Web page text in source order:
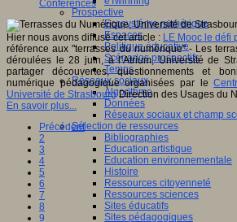
Prospective
Ecosystème numérique
Espaces
Politique éducative
Scénarios prospectifs
Temps
Réseaux sociaux
Algorithme
Données
Réseaux sociaux et champ
Sélection de ressources
Bibliographies
Education artistique
Education environnementale
Histoire
Ressources citoyenneté
Ressources sciences
Sites éducatifs
Sites pédagogiques
Conférences
Hier nous avons diffusé cet article : LE Mooc le défi
référence aux "terrasses du numérique" - Les
déroulées le 28 juin, à l’Atrium, Université de
partager découvertes, questionnements et
numérique pédagogique organisées par le
Université de StrasbourgDirection des Usages du
En savoir plus...
Précédent
2
3
4
5
6
7
8
9